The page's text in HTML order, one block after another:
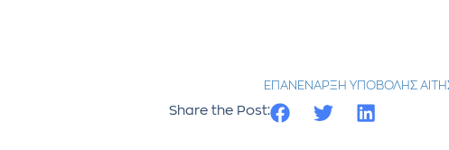
ΕΠΑΝΕΝΑΡΞΗ ΥΠΟΒΟΛΗΣ
Share the Post: